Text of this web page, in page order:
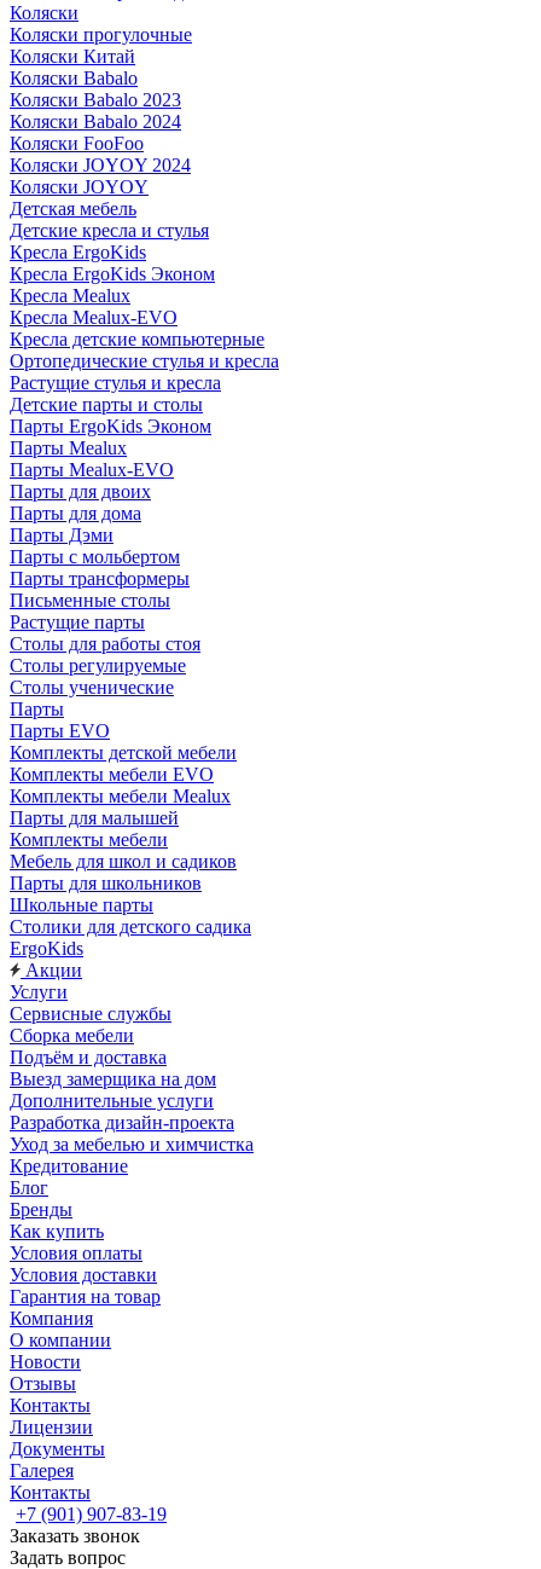
Коляски
Коляски прогулочные
Коляски Китай
Коляски Babalo
Коляски Babalo 2023
Коляски Babalo 2024
Коляски FooFoo
Коляски JOYOY 2024
Коляски JOYOY
Детская мебель
Детские кресла и стулья
Кресла ErgoKids
Кресла ErgoKids Эконом
Кресла Mealux
Кресла Mealux-EVO
Кресла детские компьютерные
Ортопедические стулья и кресла
Растущие стулья и кресла
Детские парты и столы
Парты ErgoKids Эконом
Парты Mealux
Парты Mealux-EVO
Парты для двоих
Парты для дома
Парты Дэми
Парты с мольбертом
Парты трансформеры
Письменные столы
Растущие парты
Столы для работы стоя
Столы регулируемые
Столы ученические
Парты
Парты EVO
Комплекты детской мебели
Комплекты мебели EVO
Комплекты мебели Mealux
Парты для малышей
Комплекты мебели
Мебель для школ и садиков
Парты для школьников
Школьные парты
Столики для детского садика
ErgoKids
Акции
Услуги
Сервисные службы
Сборка мебели
Подъём и доставка
Выезд замерщика на дом
Дополнительные услуги
Разработка дизайн-проекта
Уход за мебелью и химчистка
Кредитование
Блог
Бренды
Как купить
Условия оплаты
Условия доставки
Гарантия на товар
Компания
О компании
Новости
Отзывы
Контакты
Лицензии
Документы
Галерея
Контакты
+7 (901) 907-83-19
Заказать звонок
Задать вопрос